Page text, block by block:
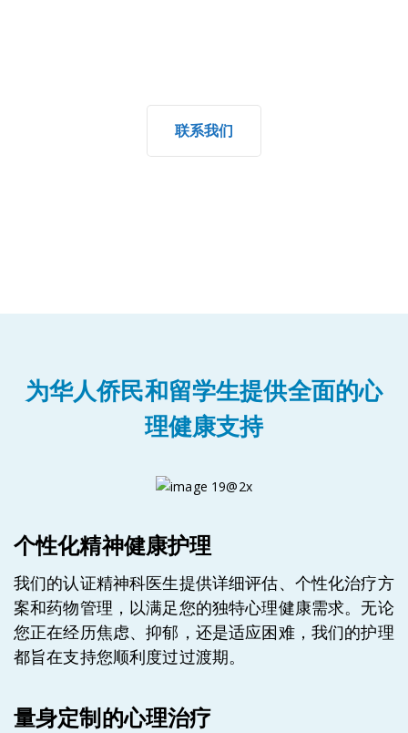
联系我们
为华人侨民和留学生提供全面的心
理健康支持
个性化精神健康护理
我们的认证精神科医生提供详细评估、个性化治疗方
案和药物管理，以满足您的独特心理健康需求。无论
您正在经历焦虑、抑郁，还是适应困难，我们的护理
都旨在支持您顺利度过过渡期。
量身定制的心理治疗